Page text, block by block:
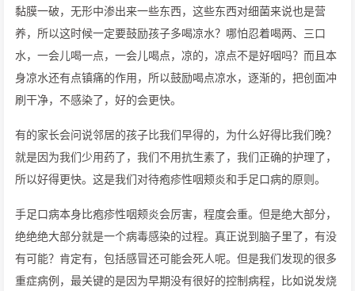
黏膜一破，无形中渗出来一些东西，这些东西对细菌来说也是营
养，所以这时候一定要鼓励孩子多喝凉水？哪怕忍着喝两、三口
水，一会儿喝一点，一会儿喝点，凉的，凉点不是好咽吗？而且本
身凉水还有点镇痛的作用，所以鼓励喝点凉水，逐渐的，把创面冲
刷干净，不感染了，好的会更快。
有的家长会问说邻居的孩子比我们早得的，为什么好得比我们晚？
就是因为我们少用药了，我们不用抗生素了，我们正确的护理了，
所以好得更快。这是我们对待疱疹性咽颊炎和手足口病的原则。
手足口病本身比疱疹性咽颊炎会厉害，程度会重。但是绝大部分，
绝绝绝大部分就是一个病毒感染的过程。真正说到脑子里了，有没
有可能？肯定有，包括感冒还可能会死人呢。但是我们发现的很多
重症病例，最关键的是因为早期没有很好的控制病程，比如说发烧